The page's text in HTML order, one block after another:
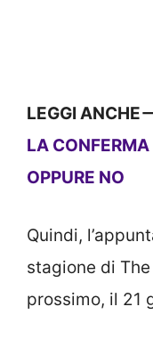
LEGGI
LA CONFERMA
OPPURE NO
Quindi,
stagione di
prossimo, il 21